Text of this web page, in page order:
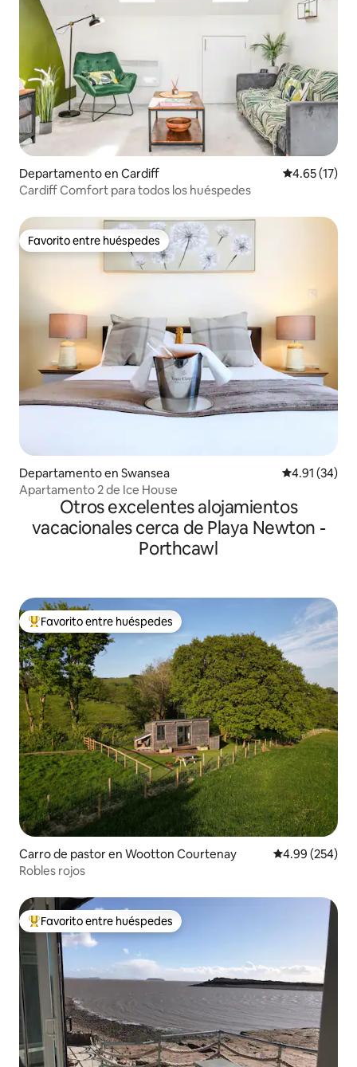
Departamento en Cardiff Calificación
4.65 (17)
Cardiff Comfort para todos los huéspedes
Favorito entre huéspedes
Favorito entre huéspedes
Departamento en Swansea Calificación
4.91 (34)
Apartamento 2 de Ice House
Otros excelentes alojamientos
vacacionales cerca de Playa Newton -
Porthcawl
De los mejores en Favorito entre huéspedes
Favorito entre huéspedes
Carro de pastor en Wootton Courtenay Calificación
4.99 (254)
Robles rojos
De los mejores en Favorito entre huéspedes
Favorito entre huéspedes